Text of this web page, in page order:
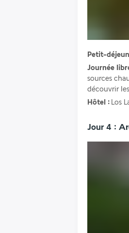
Petit-
Journée
sources
découvrir
Hôtel : Los
Jour 4 :